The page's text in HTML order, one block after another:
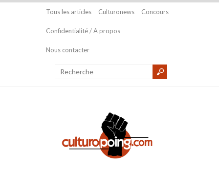
Tous les articles Culturonews Concours
Confidentialité / A propos
Nous contacter